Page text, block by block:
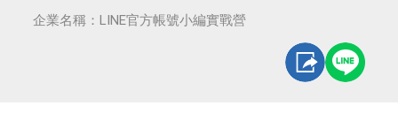
企業名稱：LINE官方帳號小編實戰營